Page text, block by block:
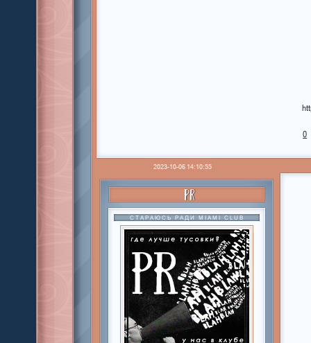
0
2023-10-06 14:10:55
PR
СТАРАЮСЬ РАДИ MIAMI CLUB